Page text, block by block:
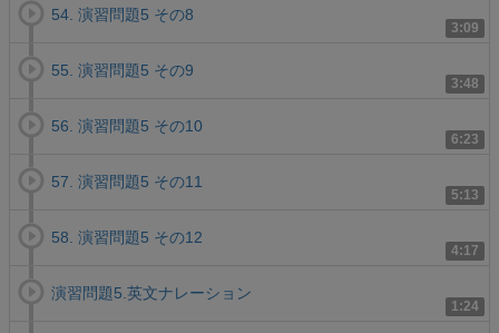
3:09
54. 演習問題5 その8
3:48
55. 演習問題5 その9
6:23
56. 演習問題5 その10
5:13
57. 演習問題5 その11
4:17
58. 演習問題5 その12
1:24
演習問題5.英文ナレーション